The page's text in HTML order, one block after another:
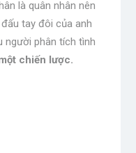
là quân nhân nên
tay đôi của anh
người phân tích tình
chiến lược.